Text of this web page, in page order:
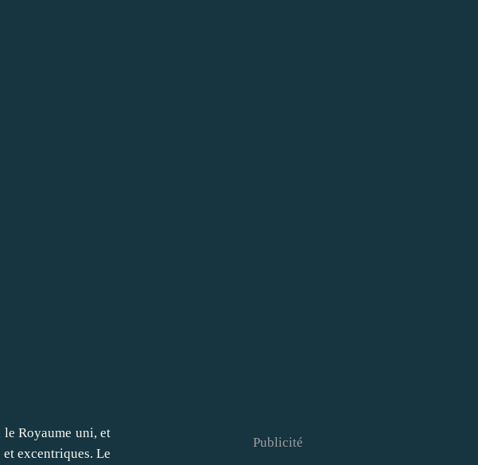
le Royaume uni, et
excentriques. Le
Publicité